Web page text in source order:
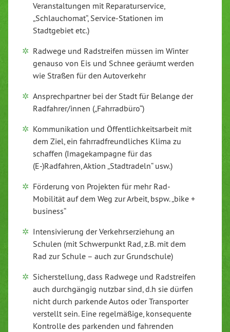
Veranstaltungen mit Reparaturservice,
„Schlauchomat“, Service-Stationen im
Stadtgebiet etc.)
Radwege und Radstreifen müssen im Winter
genauso von Eis und Schnee geräumt werden
wie Straßen für den Autoverkehr
Ansprechpartner bei der Stadt für Belange der
Radfahrer/innen („Fahrradbüro“)
Kommunikation und Öffentlichkeitsarbeit mit
dem Ziel, ein fahrradfreundliches Klima zu
schaffen (Imagekampagne für das
(E-)Radfahren, Aktion „Stadtradeln“ usw.)
Förderung von Projekten für mehr Rad-
Mobilität auf dem Weg zur Arbeit, bspw. „bike +
business“
Intensivierung der Verkehrserziehung an
Schulen (mit Schwerpunkt Rad, z.B. mit dem
Rad zur Schule – auch zur Grundschule)
Sicherstellung, dass Radwege und Radstreifen
auch durchgängig nutzbar sind, d.h sie dürfen
nicht durch parkende Autos oder Transporter
verstellt sein. Eine regelmäßige, konsequente
Kontrolle des parkenden und fahrenden